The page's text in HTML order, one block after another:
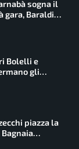
sogna il
gara, Baraldi
Bolelli e
gli
piazza la